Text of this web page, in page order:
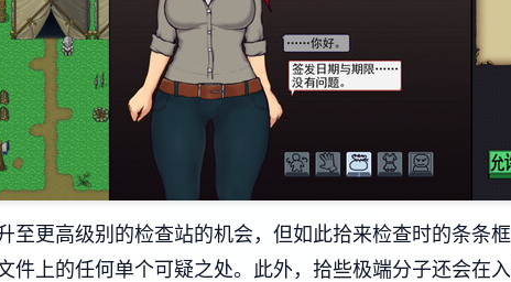
至更高级别的检查站的机会，但如此拾来检查时的条条
件上的任何单个可疑之处。此外，拾些极端分子还会在